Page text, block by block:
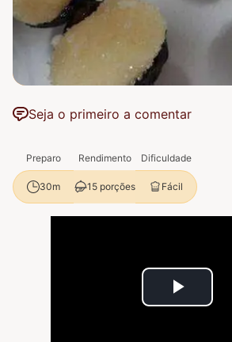
Seja o primeiro a comentar
Preparo Rendimento Dificuldade
30m 15 porções Fácil
Play